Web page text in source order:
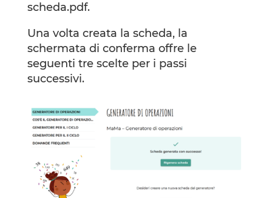
scheda.pdf.
Una volta creata la scheda, la
schermata di conferma offre le
seguenti tre scelte per i passi
successivi.